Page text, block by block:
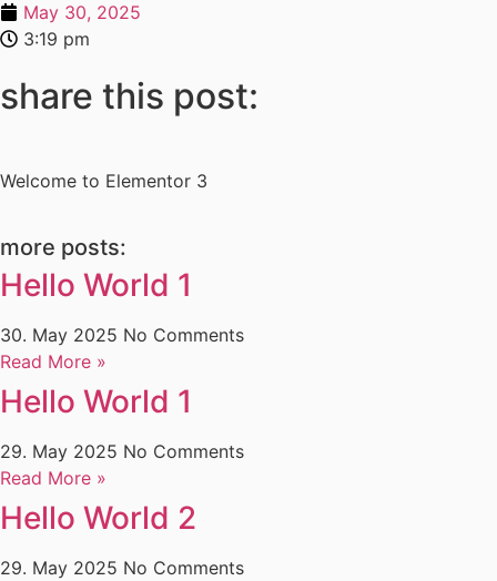
May 30, 2025
3:19 pm
share this post:
Welcome to Elementor 3
more posts:
Hello World 1
30. May 2025 No Comments
Read More »
Hello World 1
29. May 2025 No Comments
Read More »
Hello World 2
29. May 2025 No Comments